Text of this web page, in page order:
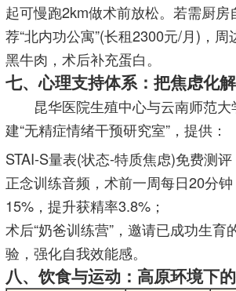
起可慢跑2km做术前放松。若需厨房
荐“北内功公寓”(长租2300元/月)，
黑牛肉，术后补充蛋白。
七、心理支持体系：把焦虑化
昆华医院生殖中心与云南师范
建“无精症情绪干预研究室”，提供：
STAI-S量表(状态-特质焦虑)免费测评
正念训练音频，术前一周每日20分
15%，提升获精率3.8%；
术后“奶爸训练营”，邀请已成功生育
验，强化自我效能感。
八、饮食与运动：高原环境下